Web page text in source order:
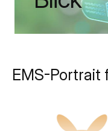
EMS-Portrait